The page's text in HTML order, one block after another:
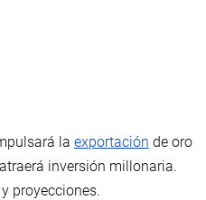
la exportación de oro
inversión millonaria.
proyecciones.